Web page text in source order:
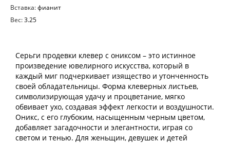
Вставка:фианит
Вес:3.25
Серьги продевки клевер с ониксом – это истинное
произведение ювелирного искусства, который в
каждый миг подчеркивает изящество и утонченность
своей обладательницы. Форма клеверных листьев,
символизирующая удачу и процветание, мягко
обвивает ухо, создавая эффект легкости и воздушности.
Оникс, с его глубоким, насыщенным черным цветом,
добавляет загадочности и элегантности, играя со
светом и тенью. Для женьщин, девушек и детей